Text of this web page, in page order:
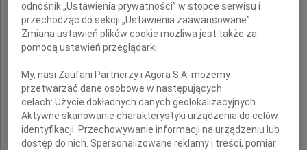
Klembowscy
odnośnik „Ustawienia prywatności” w stopce serwisu i
przechodząc do sekcji „Ustawienia zaawansowane”.
Zmiana ustawień plików cookie możliwa jest także za
pomocą ustawień przeglądarki.
My, nasi Zaufani Partnerzy i Agora S.A. możemy
przetwarzać dane osobowe w następujących
celach:Użycie dokładnych danych geolokalizacyjnych.
Aktywne skanowanie charakterystyki urządzenia do celów
identyfikacji. Przechowywanie informacji na urządzeniu lub
dostęp do nich. Spersonalizowane reklamy i treści, pomiar